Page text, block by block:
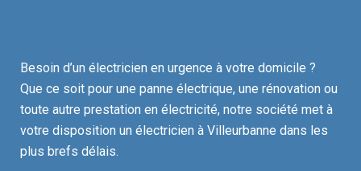
Besoin d’un électricien en urgence à votre domicile ?
Que ce soit pour une panne électrique, une rénovation ou
toute autre prestation en électricité, notre société met à
votre disposition un électricien à Villeurbanne dans les
plus brefs délais.